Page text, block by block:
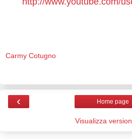
Carmy Cotugno
‹ Home page
Visualizza